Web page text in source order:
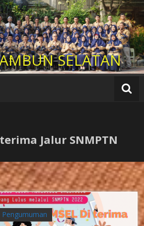
SELATAN
Jalur SNMPTN
Pengumuman